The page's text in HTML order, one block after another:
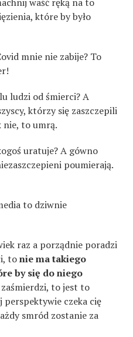
które by było
mnie nie zabije? To
ludzi od śmierci? A
którzy się zaszczepili
nie, to umrą.
uratuje? A gówno
poumierają.
to dziwnie
raz a porządnie poradzi
tonie ma takiego
by się do niego
to jest to
perspektywie czeka cię
smród zostanie za